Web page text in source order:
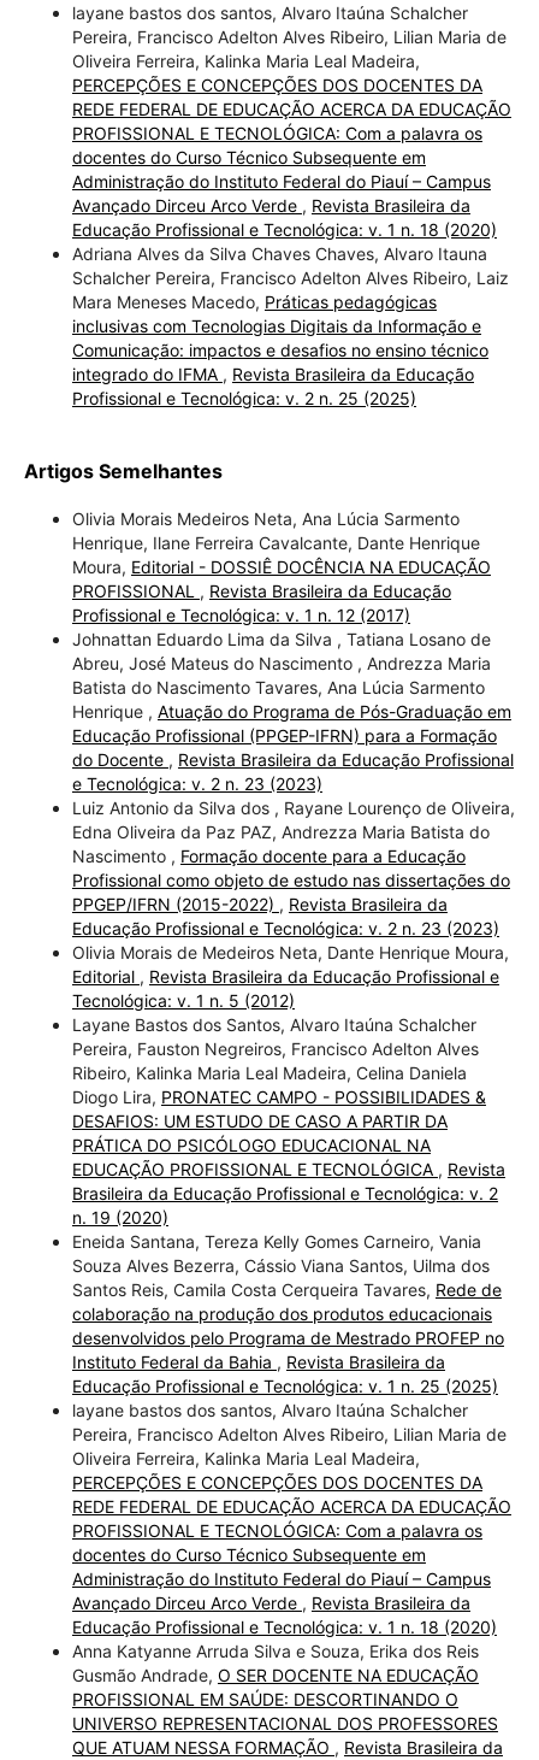
layane bastos dos santos, Alvaro Itaúna Schalcher
Pereira, Francisco Adelton Alves Ribeiro, Lilian Maria de
Oliveira Ferreira, Kalinka Maria Leal Madeira,
PERCEPÇÕES E CONCEPÇÕES DOS DOCENTES DA
REDE FEDERAL DE EDUCAÇÃO ACERCA DA EDUCAÇÃO
PROFISSIONAL E TECNOLÓGICA: Com a palavra os
docentes do Curso Técnico Subsequente em
Administração do Instituto Federal do Piauí – Campus
Avançado Dirceu Arco Verde , Revista Brasileira da
Educação Profissional e Tecnológica: v. 1 n. 18 (2020)
Adriana Alves da Silva Chaves Chaves, Alvaro Itauna
Schalcher Pereira, Francisco Adelton Alves Ribeiro, Laiz
Mara Meneses Macedo, Práticas pedagógicas
inclusivas com Tecnologias Digitais da Informação e
Comunicação: impactos e desafios no ensino técnico
integrado do IFMA , Revista Brasileira da Educação
Profissional e Tecnológica: v. 2 n. 25 (2025)
Artigos Semelhantes
Olivia Morais Medeiros Neta, Ana Lúcia Sarmento
Henrique, Ilane Ferreira Cavalcante, Dante Henrique
Moura, Editorial - DOSSIÊ DOCÊNCIA NA EDUCAÇÃO
PROFISSIONAL , Revista Brasileira da Educação
Profissional e Tecnológica: v. 1 n. 12 (2017)
Johnattan Eduardo Lima da Silva , Tatiana Losano de
Abreu, José Mateus do Nascimento , Andrezza Maria
Batista do Nascimento Tavares, Ana Lúcia Sarmento
Henrique , Atuação do Programa de Pós-Graduação em
Educação Profissional (PPGEP-IFRN) para a Formação
do Docente , Revista Brasileira da Educação Profissional
e Tecnológica: v. 2 n. 23 (2023)
Luiz Antonio da Silva dos , Rayane Lourenço de Oliveira,
Edna Oliveira da Paz PAZ, Andrezza Maria Batista do
Nascimento , Formação docente para a Educação
Profissional como objeto de estudo nas dissertações do
PPGEP/IFRN (2015-2022) , Revista Brasileira da
Educação Profissional e Tecnológica: v. 2 n. 23 (2023)
Olivia Morais de Medeiros Neta, Dante Henrique Moura,
Editorial , Revista Brasileira da Educação Profissional e
Tecnológica: v. 1 n. 5 (2012)
Layane Bastos dos Santos, Alvaro Itaúna Schalcher
Pereira, Fauston Negreiros, Francisco Adelton Alves
Ribeiro, Kalinka Maria Leal Madeira, Celina Daniela
Diogo Lira, PRONATEC CAMPO - POSSIBILIDADES &
DESAFIOS: UM ESTUDO DE CASO A PARTIR DA
PRÁTICA DO PSICÓLOGO EDUCACIONAL NA
EDUCAÇÃO PROFISSIONAL E TECNOLÓGICA , Revista
Brasileira da Educação Profissional e Tecnológica: v. 2
n. 19 (2020)
Eneida Santana, Tereza Kelly Gomes Carneiro, Vania
Souza Alves Bezerra, Cássio Viana Santos, Uilma dos
Santos Reis, Camila Costa Cerqueira Tavares, Rede de
colaboração na produção dos produtos educacionais
desenvolvidos pelo Programa de Mestrado PROFEP no
Instituto Federal da Bahia , Revista Brasileira da
Educação Profissional e Tecnológica: v. 1 n. 25 (2025)
layane bastos dos santos, Alvaro Itaúna Schalcher
Pereira, Francisco Adelton Alves Ribeiro, Lilian Maria de
Oliveira Ferreira, Kalinka Maria Leal Madeira,
PERCEPÇÕES E CONCEPÇÕES DOS DOCENTES DA
REDE FEDERAL DE EDUCAÇÃO ACERCA DA EDUCAÇÃO
PROFISSIONAL E TECNOLÓGICA: Com a palavra os
docentes do Curso Técnico Subsequente em
Administração do Instituto Federal do Piauí – Campus
Avançado Dirceu Arco Verde , Revista Brasileira da
Educação Profissional e Tecnológica: v. 1 n. 18 (2020)
Anna Katyanne Arruda Silva e Souza, Erika dos Reis
Gusmão Andrade, O SER DOCENTE NA EDUCAÇÃO
PROFISSIONAL EM SAÚDE: DESCORTINANDO O
UNIVERSO REPRESENTACIONAL DOS PROFESSORES
QUE ATUAM NESSA FORMAÇÃO , Revista Brasileira da